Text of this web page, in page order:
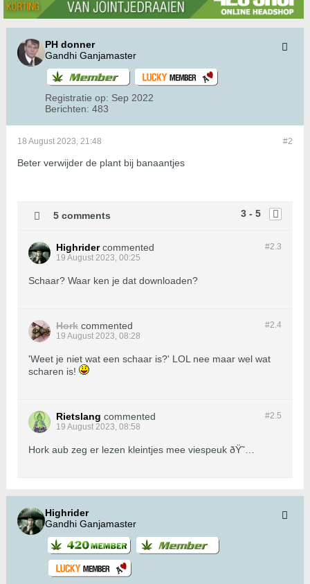
PH donner
Gandhi Ganjamaster
Registratie op: Sep 2022
Berichten: 483
#2
18 August 2023, 21:48
Beter verwijder de plant bij banaantjes
3 - 5
5 comments
#2.3
Highrider commented
19 August 2023, 00:25
Schaar? Waar ken je dat downloaden?
#2.4
Hork commented
19 August 2023, 08:28
'Weet je niet wat een schaar is?' LOL nee maar wel wat
scharen is!
#2.5
Rietslang commented
19 August 2023, 08:58
Hork aub zeg er lezen kleintjes mee viespeuk ðŸ˜…
Highrider
Gandhi Ganjamaster